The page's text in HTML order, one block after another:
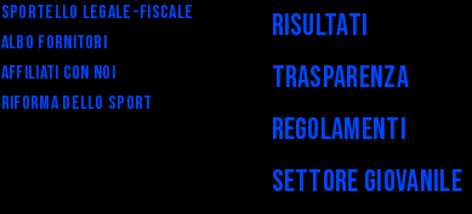
SPORTELLO LEGALE-FISCALE
Albo fornitori
Affiliati con noi
RIFORMA DELLO SPORT
Risultati
Trasparenza
Regolamenti
Settore Giovanile